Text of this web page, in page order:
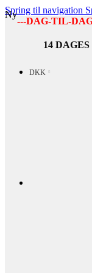
Spring til navigation
---DAG-TIL-
14
DKK
Ny